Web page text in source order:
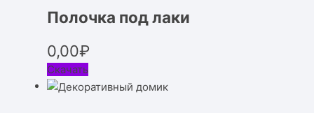
Полочка под лаки
0,00₽
Скачать